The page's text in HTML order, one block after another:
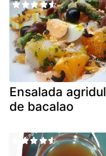
Ensalada
de bacalao